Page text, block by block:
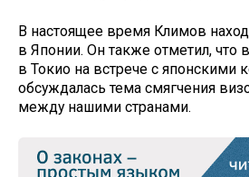
В настоящее время Климов
в Японии. Он также отметил, что
в Токио на встрече с японскими
обсуждалась тема смягчения
между нашими странами.